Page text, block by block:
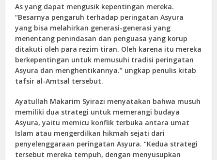
As yang dapat mengusik kepentingan mereka.
“Besarnya pengaruh terhadap peringatan Asyura
yang bisa melahirkan generasi-generasi yang
menentang penindasan dan penguasa yang korup
ditakuti oleh para rezim tiran. Oleh karena itu mereka
berkepentingan untuk memusuhi tradisi peringatan
Asyura dan menghentikannya.” ungkap penulis kitab
tafsir al-Amtsal tersebut.
Ayatullah Makarim Syirazi menyatakan bahwa musuh
memiliki dua strategi untuk memerangi budaya
Asyura, yaitu memicu konflik terbuka antara umat
Islam atau mengerdilkan hikmah sejati dari
penyelenggaraan peringatan Asyura. “Kedua strategi
tersebut mereka tempuh, dengan menyusupkan